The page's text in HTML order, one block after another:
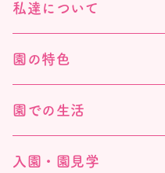
私達について
園の特色
園での生活
入園・園見学